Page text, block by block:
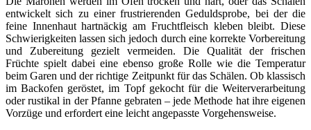
entwickelt sich zu einer frustrierenden Geduldsprobe, bei der die
feine Innenhaut hartnäckig am Fruchtfleisch kleben bleibt. Diese
Schwierigkeiten lassen sich jedoch durch eine korrekte Vorbereitung
und Zubereitung gezielt vermeiden. Die Qualität der frischen
Früchte spielt dabei eine ebenso große Rolle wie die Temperatur
beim Garen und der richtige Zeitpunkt für das Schälen. Ob klassisch
im Backofen geröstet, im Topf gekocht für die Weiterverarbeitung
oder rustikal in der Pfanne gebraten – jede Methode hat ihre eigenen
Vorzüge und erfordert eine leicht angepasste Vorgehensweise.